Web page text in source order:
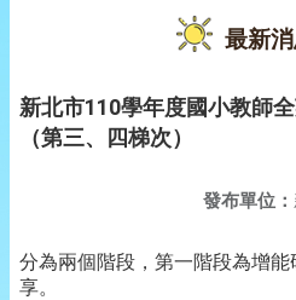
最新
新北市110學年度國小教師
（第三、四梯次）
發布單位：
分為兩個階段，第一階段為增
享。